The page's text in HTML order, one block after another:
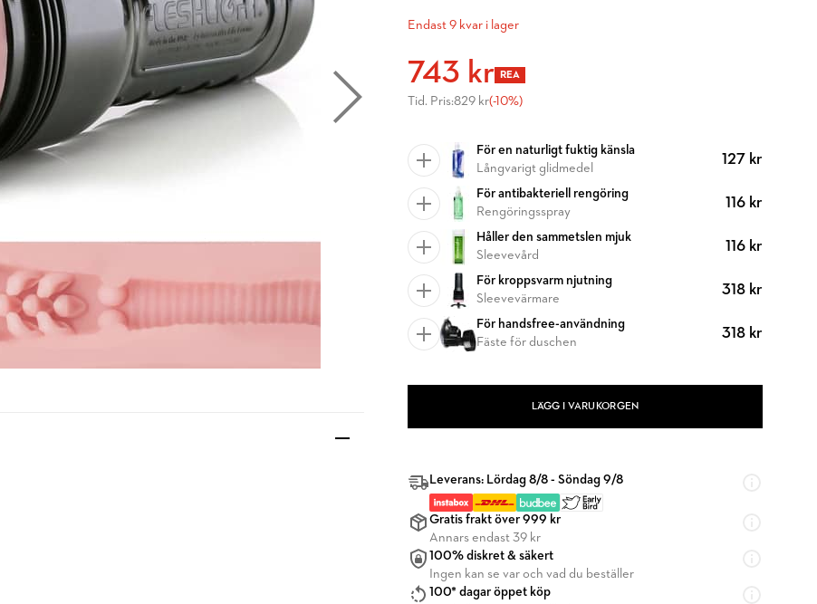
Endast 9 kvar i lager
743 kr REA
Tid. Pris:829 kr(-10%)
För en naturligt fuktig känsla
Långvarigt glidmedel
127 kr
För antibakteriell rengöring
Rengöringsspray
116 kr
Håller den sammetslen mjuk
Sleevevård
116 kr
För kroppsvarm njutning
Sleevevärmare
318 kr
För handsfree-användning
Fäste för duschen
318 kr
LÄGG I VARUKORGEN
Leverans: Lördag 8/8 - Söndag 9/8
Gratis frakt över 999 kr
Annars endast 39 kr
100% diskret & säkert
Ingen kan se var och vad du beställer
100* dagar öppet köp